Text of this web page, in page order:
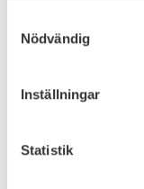
Nödvändig
Inställningar
Statistik
Ledare i
Nyhet